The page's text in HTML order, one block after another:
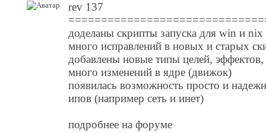
rev 137
доделаны скрипты запуска для win и nix
много исправлений в новых и старых
добавлены новые типы целей, эффектов,
много изменений в ядре (движок)
появилась возможность просто и
ипов (например сеть и инет)
подробнее на форуме